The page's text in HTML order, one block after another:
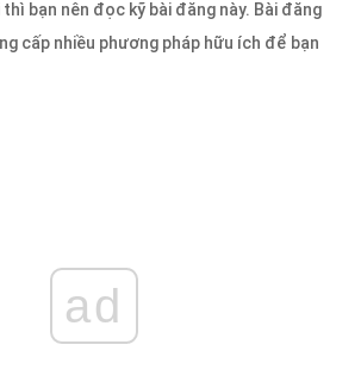
bạn nên đọc kỹ bài đăng này. Bài đăng
cấp nhiều phương pháp hữu ích để bạn
ad